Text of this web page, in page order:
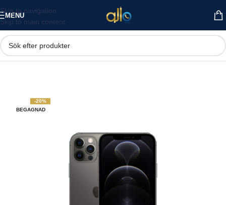
Skip to navigation
Skip to main content
MENU
-20%
BEGAGNAD